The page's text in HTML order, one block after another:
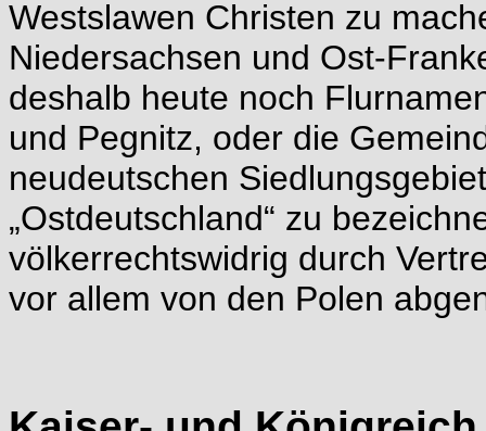
Westslawen Christen zu
Niedersachsen und Ost-
deshalb heute noch
und Pegnitz, oder die
neudeutschen
„Ostdeutschland“ zu
völkerrechtswidrig durch
vor allem von den Polen